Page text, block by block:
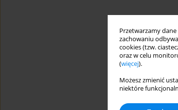
Przetwarzamy
zachowaniu
cookies (tzw.
oraz w celu
(więcej).
Możesz zmienić
niektóre